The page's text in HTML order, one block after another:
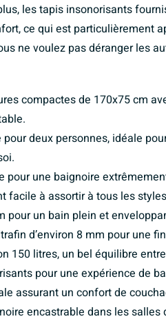
les tapis insonorisants
ce qui est particulièrement
ne voulez pas déranger les
compactes de 170x75 cm
deux personnes, idéale
pour une baignoire
facile à assortir à tous les
pour un bain plein et
d’environ 8 mm pour une
150 litres, un bel équilibre
pour une expérience de
assurant un confort de
encastrable dans les salles